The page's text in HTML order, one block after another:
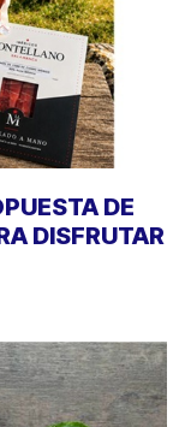
DE
DISFRUTAR